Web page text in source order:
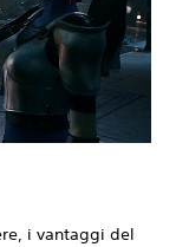
i vantaggi del